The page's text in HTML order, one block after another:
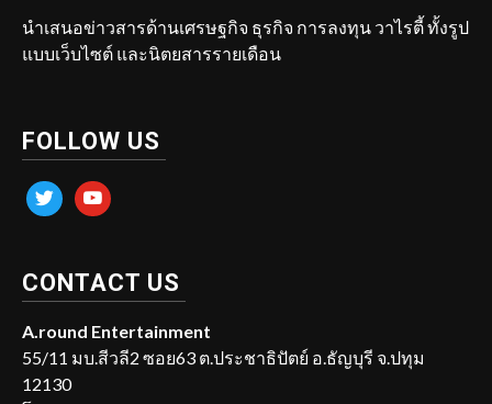
นำเสนอข่าวสารด้านเศรษฐกิจ ธุรกิจ การลงทุน วาไรตี้ ทั้งรูป
แบบเว็บไซต์ และนิตยสารรายเดือน
FOLLOW US
twitter youtube
CONTACT US
A.round Entertainment
55/11 มบ.สีวลี2 ซอย63 ต.ประชาธิปัตย์ อ.ธัญบุรี จ.ปทุม
12130